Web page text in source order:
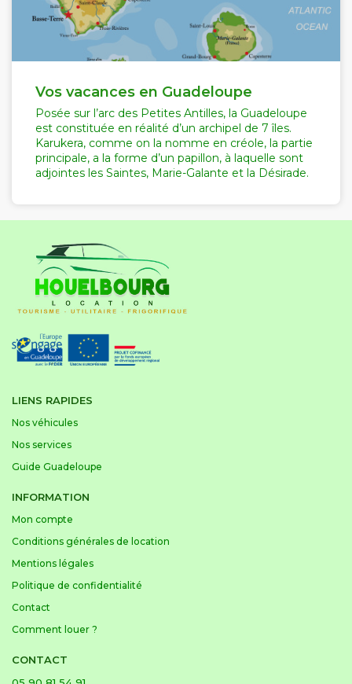
Vos vacances en Guadeloupe
Posée sur l’arc des Petites Antilles, la Guadeloupe
est constituée en réalité d’un archipel de 7 îles.
Karukera, comme on la nomme en créole, la partie
principale, a la forme d’un papillon, à laquelle sont
adjointes les Saintes, Marie-Galante et la Désirade.
LIENS RAPIDES
Nos véhicules
Nos services
Guide Guadeloupe
INFORMATION
Mon compte
Conditions générales de location
Mentions légales
Politique de confidentialité
Contact
Comment louer ?
CONTACT